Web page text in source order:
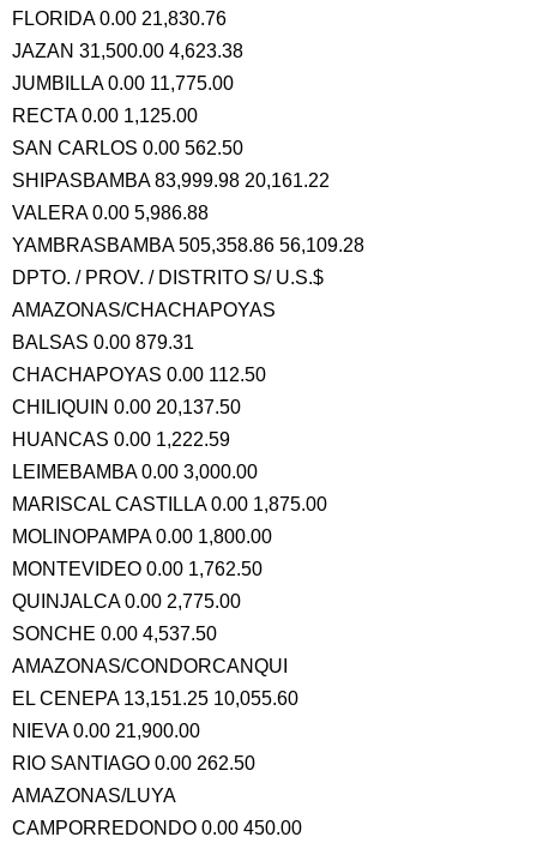
FLORIDA 0.00 21,830.76
JAZAN 31,500.00 4,623.38
JUMBILLA 0.00 11,775.00
RECTA 0.00 1,125.00
SAN CARLOS 0.00 562.50
SHIPASBAMBA 83,999.98 20,161.22
VALERA 0.00 5,986.88
YAMBRASBAMBA 505,358.86 56,109.28
DPTO. / PROV. / DISTRITO S/ U.S.$
AMAZONAS/CHACHAPOYAS
BALSAS 0.00 879.31
CHACHAPOYAS 0.00 112.50
CHILIQUIN 0.00 20,137.50
HUANCAS 0.00 1,222.59
LEIMEBAMBA 0.00 3,000.00
MARISCAL CASTILLA 0.00 1,875.00
MOLINOPAMPA 0.00 1,800.00
MONTEVIDEO 0.00 1,762.50
QUINJALCA 0.00 2,775.00
SONCHE 0.00 4,537.50
AMAZONAS/CONDORCANQUI
EL CENEPA 13,151.25 10,055.60
NIEVA 0.00 21,900.00
RIO SANTIAGO 0.00 262.50
AMAZONAS/LUYA
CAMPORREDONDO 0.00 450.00